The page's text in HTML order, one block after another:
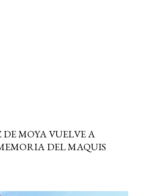
MOYA VUELVE A
DEL MAQUIS